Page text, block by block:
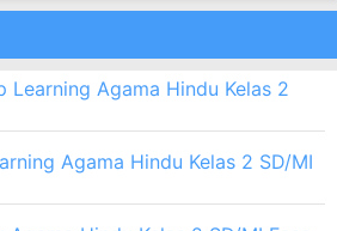
Learning Agama Hindu Kelas 2
Agama Hindu Kelas 2 SD/MI